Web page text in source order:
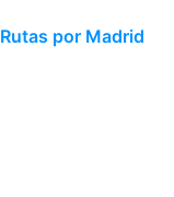
Rutas por Madrid